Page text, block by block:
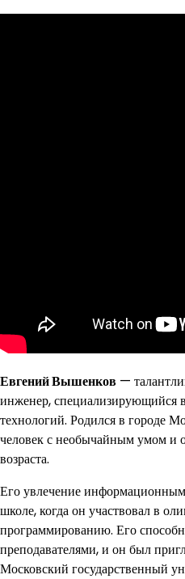
Евгений Вышенков —
инженер, специализирующийся
технологий. Родился в городе
человек с необычайным умом и
возраста.
Его увлечение
школе, когда он участвовал в
программированию. Его
преподавателями, и он был
Московский государственный